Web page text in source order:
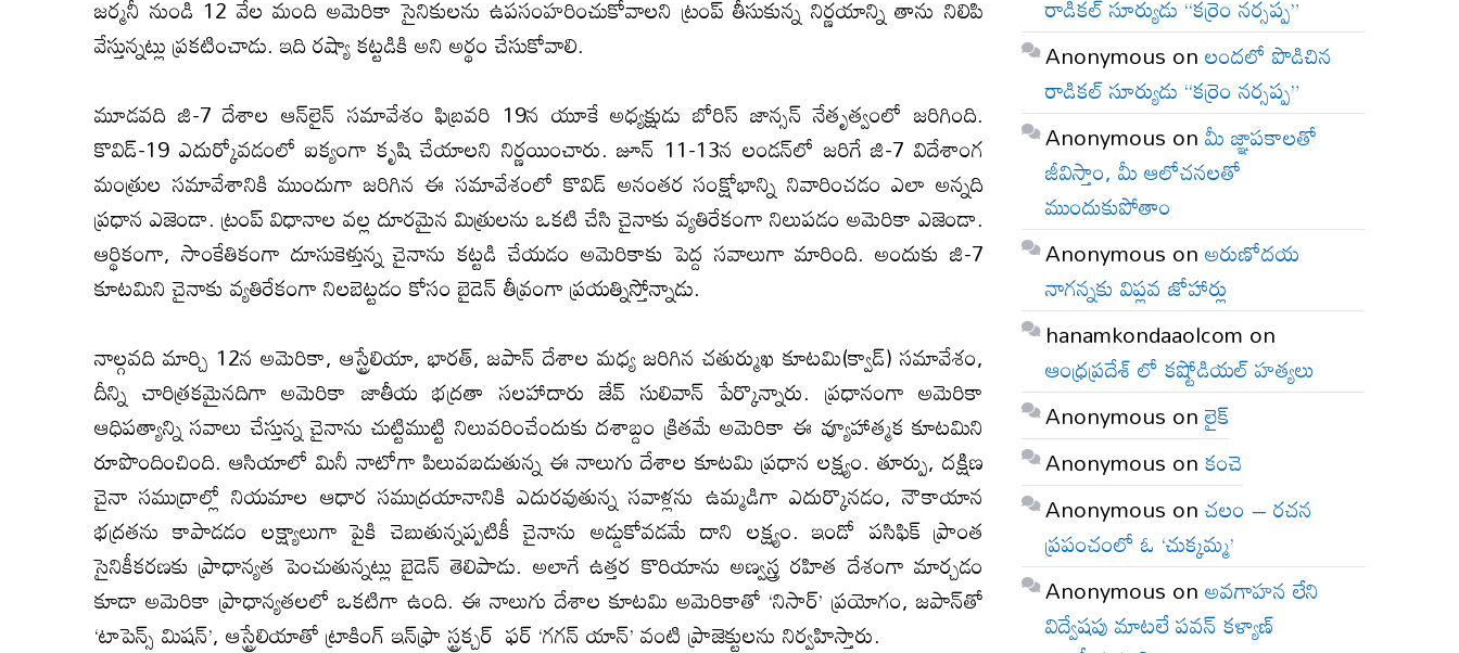
జర్మనీ నుండి 12 వేల మంది అమెరికా సైనికులను ఉపసంహరించుకోవాలని ట్రంప్‌ తీసుకున్న నిర్ణయాన్ని తాను నిలిపి
వేస్తున్నట్లు ప్రకటించాడు. ఇది రష్యా కట్టడికి అని అర్థం చేసుకోవాలి.
మూడవది జి-7 దేశాల ఆన్‌లైన్‌ సమావేశం ఫిబ్రవరి 19న యూకే అధ్యక్షుడు బోరిస్‌ జాన్సన్‌ నేతృత్వంలో జరిగింది.
కొవిడ్‌-19 ఎదుర్కోవడంలో ఐక్యంగా కృషి చేయాలని నిర్ణయించారు. జూన్‌ 11-13న లండన్‌లో జరిగే జి-7 విదేశాంగ
మంత్రుల సమావేశానికి ముందుగా జరిగిన ఈ సమావేశంలో కొవిడ్‌ అనంతర సంక్షోభాన్ని నివారించడం ఎలా అన్నది
ప్రధాన ఎజెండా. ట్రంప్‌ విధానాల వల్ల దూరమైన మిత్రులను ఒకటి చేసి చైనాకు వ్యతిరేకంగా నిలుపడం అమెరికా ఎజెండా.
ఆర్థికంగా, సాంకేతికంగా దూసుకెళ్తున్న చైనాను కట్టడి చేయడం అమెరికాకు పెద్ద సవాలుగా మారింది. అందుకు జి-7
కూటమిని చైనాకు వ్యతిరేకంగా నిలబెట్టడం కోసం బైడెన్‌ తీవ్రంగా ప్రయత్నిస్తోన్నాడు.
నాల్గవది మార్చి 12న అమెరికా, ఆస్ట్రేలియా, భారత్‌, జపాన్‌ దేశాల మధ్య జరిగిన చతుర్ముఖ కూటమి(క్వాడ్‌) సమావేశం,
దీన్ని చారిత్రకమైనదిగా అమెరికా జాతీయ భద్రతా సలహాదారు జేవ్‌ సులివాన్‌ పేర్కొన్నారు. ప్రధానంగా అమెరికా
ఆధిపత్యాన్ని సవాలు చేస్తున్న చైనాను చుట్టిముట్టి నిలువరించేందుకు దశాబ్దం క్రితమే అమెరికా ఈ వ్యూహాత్మక కూటమిని
రూపొందించింది. ఆసియాలో మినీ నాటోగా పిలువబడుతున్న ఈ నాలుగు దేశాల కూటమి ప్రధాన లక్ష్యం. తూర్పు, దక్షిణ
చైనా సముద్రాల్లో నియమాల ఆధార సముద్రయానానికి ఎదురవుతున్న సవాళ్లను ఉమ్మడిగా ఎదుర్కొనడం, నౌకాయాన
భద్రతను కాపాడడం లక్ష్యాలుగా పైకి చెబుతున్నప్పటికీ చైనాను అడ్డుకోవడమే దాని లక్ష్యం. ఇండో పసిఫిక్‌ ప్రాంత
సైనికీకరణకు ప్రాధాన్యత పెంచుతున్నట్లు బైడెన్‌ తెలిపాడు. అలాగే ఉత్తర కొరియాను అణ్వస్త్ర రహిత దేశంగా మార్చడం
కూడా అమెరికా ప్రాధాన్యతలలో ఒకటిగా ఉంది. ఈ నాలుగు దేశాల కూటమి అమెరికాతో ‘నిసార్‌’ ప్రయోగం, జపాన్‌తో
‘టాపెన్స్‌ మిషన్‌’, ఆస్ట్రేలియాతో ట్రాకింగ్‌ ఇన్‌ఫ్రా స్ట్రక్చర్‌ ఫర్‌ ‘గగన్‌ యాన్‌’ వంటి ప్రాజెక్టులను నిర్వహిస్తారు.
Anonymous onలందలో పొడిచిన
రాడికల్ సూర్యుడు “కర్రెం నర్సప్ప”
Anonymous onమీ జ్ఞాపకాలతో
జీవిస్తాం, మీ ఆలోచనలతో
ముందుకుపోతాం
Anonymous onఅరుణోదయ
నాగన్నకు విప్లవ జోహార్లు
hanamkondaaolcom on
ఆంధ్రప్రదేశ్ లో కష్టోడియల్ హత్యలు
Anonymous onలైక్
Anonymous onకంచె
Anonymous onచలం – రచన
ప్రపంచంలో ఓ ‘చుక్కమ్మ’
Anonymous onఅవగాహన లేని
విద్వేషపు మాటలే పవన్ కళ్యాణ్